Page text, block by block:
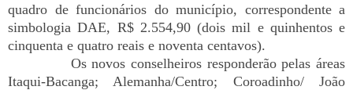
quadro de funcionários do município, correspondente a
simbologia DAE, R$ 2.554,90 (dois mil e quinhentos e
cinquenta e quatro reais e noventa centavos).
Os novos conselheiros responderão pelas áreas
Itaqui-Bacanga; Alemanha/Centro; Coroadinho/ João